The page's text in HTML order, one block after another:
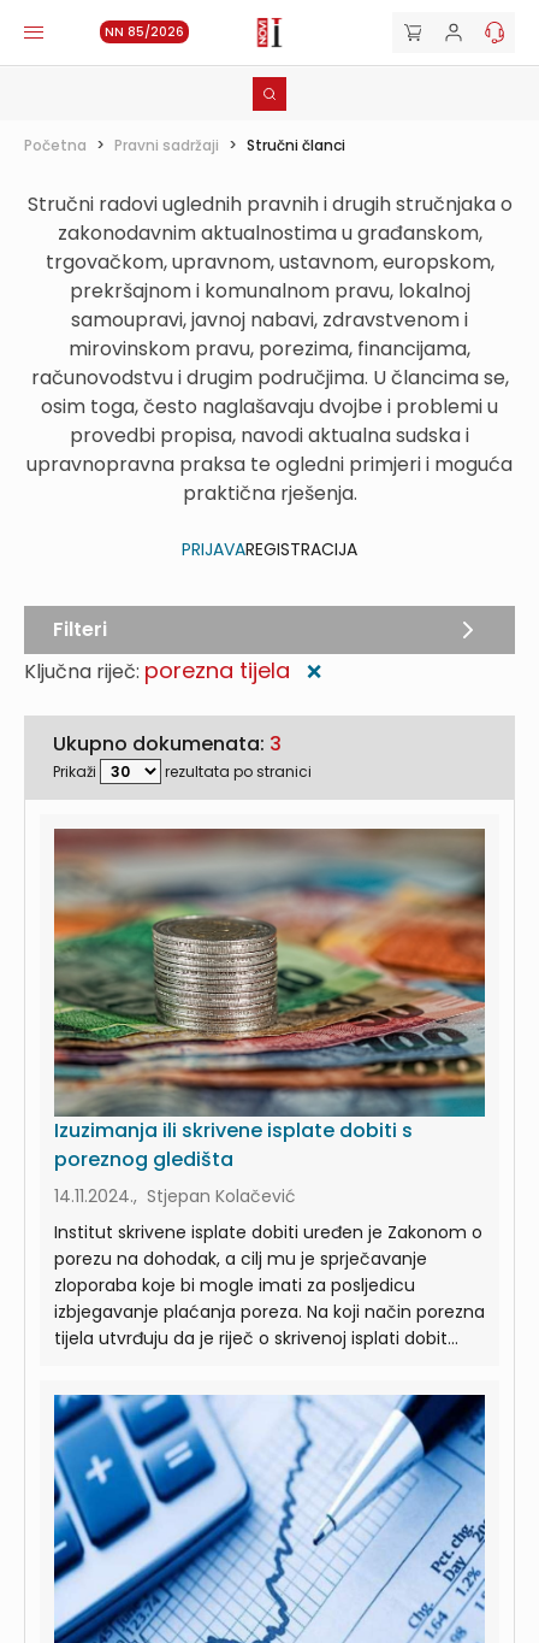
NN 85/2026
Početna > Pravni sadržaji > Stručni članci
Stručni radovi uglednih pravnih i drugih stručnjaka o
zakonodavnim aktualnostima u građanskom,
trgovačkom, upravnom, ustavnom, europskom,
prekršajnom i komunalnom pravu, lokalnoj
samoupravi, javnoj nabavi, zdravstvenom i
mirovinskom pravu, porezima, financijama,
računovodstvu i drugim područjima. U člancima se,
osim toga, često naglašavaju dvojbe i problemi u
provedbi propisa, navodi aktualna sudska i
upravnopravna praksa te ogledni primjeri i moguća
praktična rješenja.
PRIJAVAREGISTRACIJA
Ključna riječ: porezna tijela ❌
Ukupno dokumenata: 3
Prikaži rezultata po stranici
Izuzimanja ili skrivene isplate dobiti s
poreznog gledišta
14.11.2024., Stjepan Kolačević
Institut skrivene isplate dobiti uređen je Zakonom o
porezu na dohodak, a cilj mu je sprječavanje
zloporaba koje bi mogle imati za posljedicu
izbjegavanje plaćanja poreza. Na koji način porezna
tijela utvrđuju da je riječ o skrivenoj isplati dobit...
Filteri